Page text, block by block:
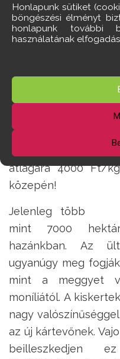
Honlapunk sütiket
böngészési élményt
honlapunk további
használatának
néhány csavar is
vannak bábok,
három évet is
biztos, hogy a
semmi baja a
összegyűjtve
barna burkos
dióbelet is
átlagára 4000 Ft/
közepén!
Jelenleg több
mint 7000
hazánkban. Az
ugyanúgy meg
mint a meggyet
moníliától. A
nagy
az új kártevőnek.